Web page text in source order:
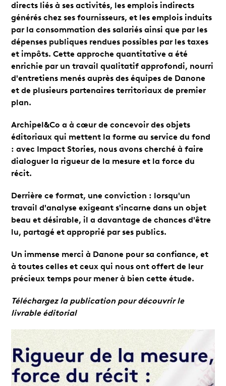
directs liés à ses activités, les emplois indirects
générés chez ses fournisseurs, et les emplois induits
par la consommation des salariés ainsi que par les
dépenses publiques rendues possibles par les taxes
et impôts. Cette approche quantitative a été
enrichie par un travail qualitatif approfondi, nourri
d'entretiens menés auprès des équipes de Danone
et de plusieurs partenaires territoriaux de premier
plan.
Archipel&Co a à cœur de concevoir des objets
éditoriaux qui mettent la forme au service du fond
: avec Impact Stories, nous avons cherché à faire
dialoguer la rigueur de la mesure et la force du
récit.
Derrière ce format, une conviction : lorsqu'un
travail d'analyse exigeant s'incarne dans un objet
beau et désirable, il a davantage de chances d'être
lu, partagé et approprié par ses publics.
Un immense merci à Danone pour sa confiance, et
à toutes celles et ceux qui nous ont offert de leur
précieux temps pour mener à bien cette étude.
Téléchargez la publication pour découvrir le
livrable éditorial